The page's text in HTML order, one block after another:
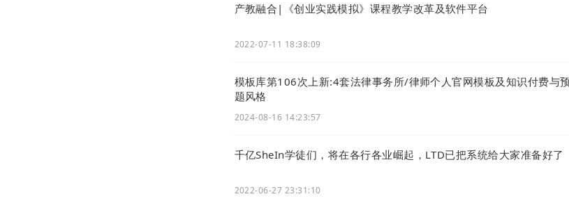
产教融合|《创业实践模拟》课程教学改革及软件平台
2022-07-11 18:38:09
模板库第106次上新:4套法律事务所/律师个人官网模板及知识付费与
题风格
2024-08-16 14:23:57
千亿SheIn学徒们，将在各行各业崛起，LTD已把系统给大家准备好了
2022-06-27 23:31:10